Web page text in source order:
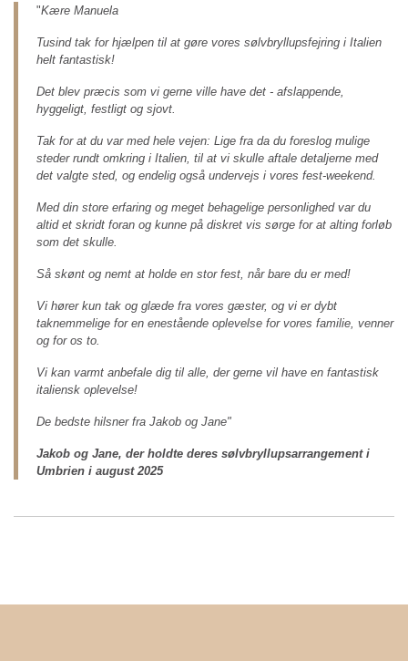
"Kære Manuela
Tusind tak for hjælpen til at gøre vores sølvbryllupsfejring i Italien
helt fantastisk!
Det blev præcis som vi gerne ville have det - afslappende,
hyggeligt, festligt og sjovt.
Tak for at du var med hele vejen: Lige fra da du foreslog mulige
steder rundt omkring i Italien, til at vi skulle aftale detaljerne med
det valgte sted, og endelig også undervejs i vores fest-weekend.
Med din store erfaring og meget behagelige personlighed var du
altid et skridt foran og kunne på diskret vis sørge for at alting forløb
som det skulle.
Så skønt og nemt at holde en stor fest, når bare du er med!
Vi hører kun tak og glæde fra vores gæster, og vi er dybt
taknemmelige for en enestående oplevelse for vores familie, venner
og for os to.
Vi kan varmt anbefale dig til alle, der gerne vil have en fantastisk
italiensk oplevelse!
De bedste hilsner fra Jakob og Jane"
Jakob og Jane, der holdte deres sølvbryllupsarrangement i
Umbrien i august 2025